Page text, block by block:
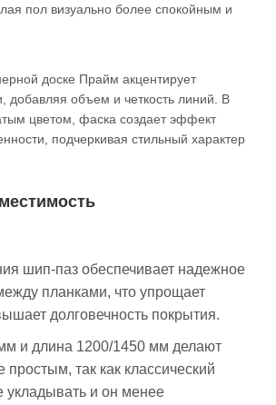
пол визуально более спокойным и
доске Прайм акцентирует
добавляя объем и четкость линий. В
цветом, фаска создает эффект
подчеркивая стильный характер
шип-паз обеспечивает надежное
планками, что упрощает
долговечность покрытия.
и длина 1200/1450 мм делают
так как классический
укладывать и он менее